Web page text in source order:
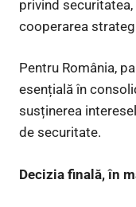
privind
cooperarea
Pentru România,
esențială în
susținerea
de securitate.
Decizia finală, în